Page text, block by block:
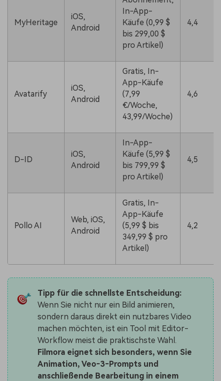
MyHeritage
iOS,
Android
In-App-
Käufe (0,99 $
bis 299,00 $
pro Artikel)
4,4
Avatarify
iOS,
Android
Gratis, In-
App-Käufe
(7,99
€/Woche,
43,99/Woche)
4,6
D-ID
iOS,
Android
In-App-
Käufe (5,99 $
bis 799,99 $
pro Artikel)
4,5
Pollo AI
Web, iOS,
Android
Gratis, In-
App-Käufe
(5,99 $ bis
349,99 $ pro
Artikel)
4,2
Tipp für die schnellste Entscheidung:
Wenn Sie nicht nur ein Bild animieren,
sondern daraus direkt ein nutzbares Video
machen möchten, ist ein Tool mit Editor-
Workflow meist die praktischste Wahl.
Filmora eignet sich besonders, wenn Sie
Animation, Veo‑3‑Prompts und
anschließende Bearbeitung in einem